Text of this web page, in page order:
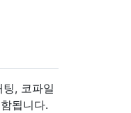
, 코파일
됩니다.